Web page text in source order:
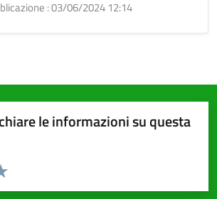
: 03/06/2024 12:14
le informazioni su questa
pagina
5 stelle su 5
4 stelle su 5
su 5
su 5
5